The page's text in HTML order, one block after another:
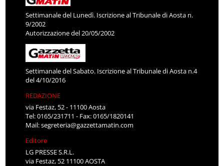
Settimanale del Lunedì. Iscrizione al Tribunale di Aosta n.
9/2002
Autorizzazione del 20/05/2002
Settimanale del Sabato. Iscrizione al Tribunale di Aosta n.4
del 4/10/2016
REDAZIONE
via Festaz, 52 - 11100 Aosta
Tel: 0165/231711 - Fax: 0165/1820141
Mail:segreteria@gazzettamatin.com
Editore
LG PRESSE S.R.L.
via Festaz, 52 11100 AOSTA